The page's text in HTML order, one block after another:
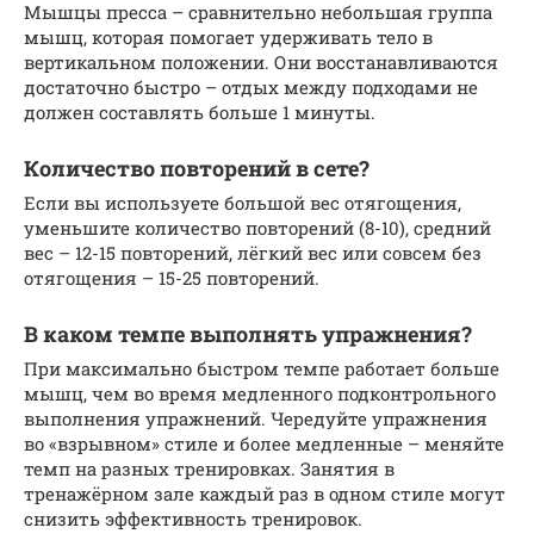
Мышцы пресса – сравнительно небольшая группа
мышц, которая помогает удерживать тело в
вертикальном положении. Они восстанавливаются
достаточно быстро – отдых между подходами не
должен составлять больше 1 минуты.
Количество повторений в сете?
Если вы используете большой вес отягощения,
уменьшите количество повторений (8-10), средний
вес – 12-15 повторений, лёгкий вес или совсем без
отягощения – 15-25 повторений.
В каком темпе выполнять упражнения?
При максимально быстром темпе работает больше
мышц, чем во время медленного подконтрольного
выполнения упражнений. Чередуйте упражнения
во «взрывном» стиле и более медленные – меняйте
темп на разных тренировках. Занятия в
тренажёрном зале каждый раз в одном стиле могут
снизить эффективность тренировок.